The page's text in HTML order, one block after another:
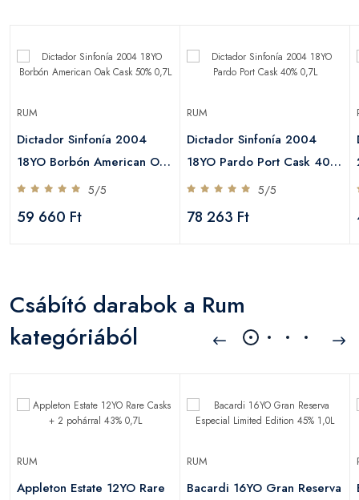
RUM
Dictador Sinfonía 2004
18YO Borbón American Oak
Cask 50% 0,7L
5/5
59 660 Ft
RUM
Dictador Sinfonía 2004
18YO Pardo Port Cask 40%
0,7L
5/5
78 263 Ft
Csábító darabok a Rum
kategóriából
RUM
Appleton Estate 12YO Rare
RUM
Bacardi 16YO Gran Reserva